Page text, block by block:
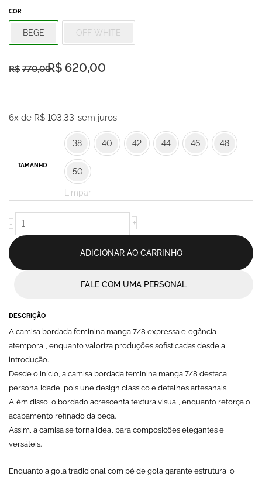
COR
BEGE OFF WHITE
R$ 770,00O
era:
R$770,00.
R$ 620,00
R$620,00.
6x de R$ 103,33 sem juros
TAMANHO
38 40 42 44 46 48
50
Limpar
-
bordada
manga
quantidade
+
ADICIONAR AO CARRINHO
FALE COM UMA PERSONAL
DESCRIÇÃO
A camisa bordada feminina manga 7/8 expressa elegância
atemporal, enquanto valoriza produções sofisticadas desde a
introdução.
Desde o início, a camisa bordada feminina manga 7/8 destaca
personalidade, pois une design clássico e detalhes artesanais.
Além disso, o bordado acrescenta textura visual, enquanto reforça o
acabamento refinado da peça.
Assim, a camisa se torna ideal para composições elegantes e
versáteis.
Enquanto a gola tradicional com pé de gola garante estrutura, o